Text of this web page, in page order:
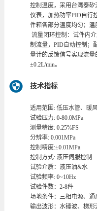
控制温度，采用台湾泰矽
仪表，加热功率PID自行
件箱各部分温度均匀；
流量闭环控制：试件内
制流量，PID自动控制；
量计的反馈信号实现流量
±0.2L/min。
技术指标
适用范围: 低压水管、暖
试验压力: 0-80.0MPa
测量精度: 0.25%FS
分辨率: 0.001MPa
控制精度:±0.01MPa
控制方式: 液压伺服控制
试验介质：液压油&水
试验频率: 0~10Hz
试验件数：2-8件
场地条件：三相电源、
输出波形：水锤波、梯